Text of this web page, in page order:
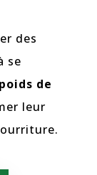
des
se
de
leur